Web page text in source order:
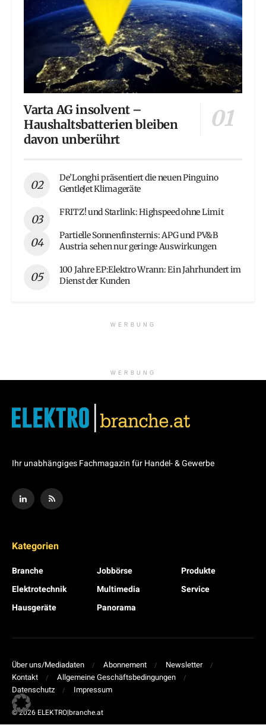
Varta AG insolvent –
Haushaltsbatterien bleiben
davon unberührt
De’Longhi präsentiert die neuen Pinguino
GentleJet Klimageräte
FRITZ! und Starlink: Highspeed ohne Limit
Partielle Sonnenfinsternis: APG und PV&B
Austria sehen nur geringe Auswirkungen
100 Jahre EP:Elektro Wrann: Ein Jahrhundert im
Dienst der Kunden
WERBUNG
WERBUNG
Ihr unabhängiges Fachmagazin für Handel- & Gewerbe
Kategorien
Branche
Elektrotechnik
Hausgeräte
Jobbörse
Multimedia
Panorama
Produkte
Service
Über uns/Mediadaten Abonnement
Newsletter
Kontakt
Allgemeine Geschäftsbedingungen
Datenschutz
Impressum
© 2026 ELEKTRO|branche.at